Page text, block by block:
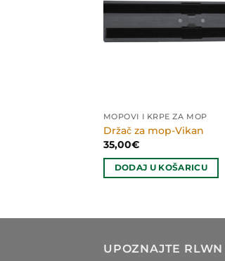
MOPOVI I KRPE ZA MOP
Držač za mop-Vikan
35,00€
DODAJ U KOŠARICU
UPOZNAJTE RLWN